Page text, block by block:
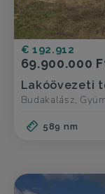
€ 192.912
69.900.000
Lakóövezeti
Budakalász,
589 nm